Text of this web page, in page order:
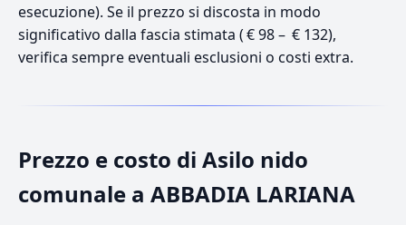
esecuzione). Se il prezzo si discosta in modo
significativo dalla fascia stimata ( € 98 – € 132),
verifica sempre eventuali esclusioni o costi extra.
Prezzo e costo di Asilo nido
comunale a ABBADIA LARIANA